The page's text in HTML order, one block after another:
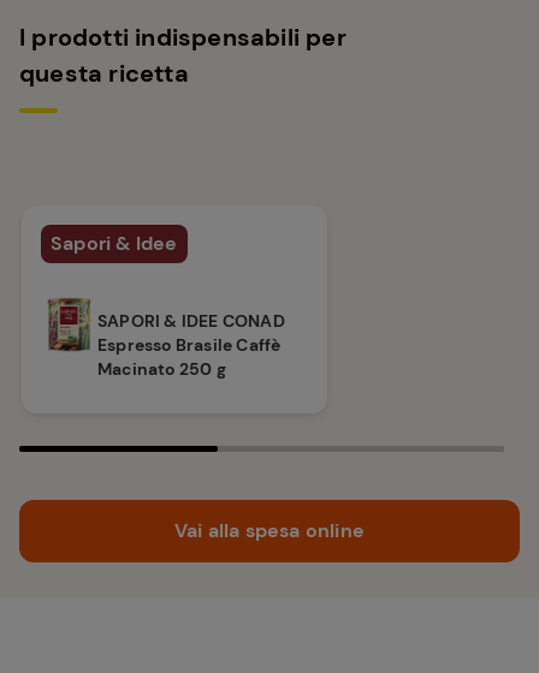
I prodotti indispensabili per
questa ricetta
Sapori & Idee
SAPORI & IDEE CONAD
Espresso Brasile Caffè
Macinato 250 g
Vai alla spesa online